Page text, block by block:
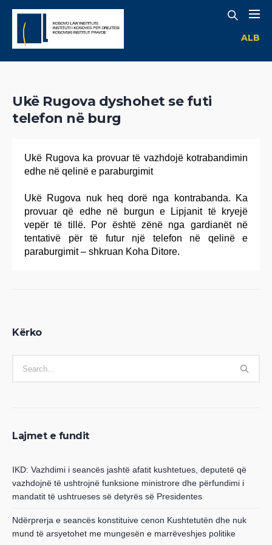
ALB
Ukë Rugova dyshohet se futi
telefon në burg
Ukë Rugova ka provuar të vazhdojë kotrabandimin
edhe në qelinë e paraburgimit
Ukë Rugova nuk heq dorë nga kontrabanda. Ka
provuar që edhe në burgun e Lipjanit të kryejë
vepër të tillë. Por është zënë nga gardianët në
tentativë për të futur një telefon në qelinë e
paraburgimit – shkruan Koha Ditore.
Kërko
Lajmet e fundit
IKD: Vazhdimi i seancës jashtë afatit kushtetues, deputetë që
vazhdojnë të ushtrojnë funksione ministrore dhe përfundimi i
mandatit të ushtrueses së detyrës së Presidentes
Ndërprerja e seancës konstituive cenon Kushtetutën dhe nuk
mund të arsyetohet me mungesën e marrëveshjes politike